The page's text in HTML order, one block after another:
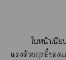
ใหน้าเนีย
แด้วยฤทธิ์